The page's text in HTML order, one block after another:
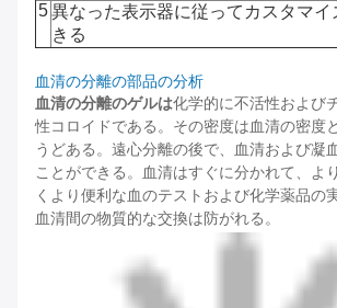
5異なった表示器に従ってカスタマ
きる
血清の分離の部品の分析
血清の分離のゲルは化学的に不活性および
性コロイドである。その密度は血清の密度
うどある。遠心分離の後で、血清および凝
ことができる。血清はすぐに分かれて、よ
くより便利な血のテストおよび化学薬品の
血清間の物質的な交換は防がれる。